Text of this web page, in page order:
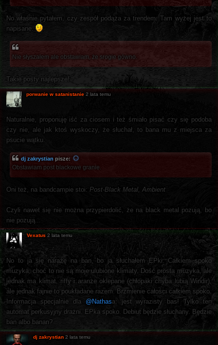
No właśnie pytałem, czy zespół podąża za trendem. Tam wyżej jest to
napisane.
Nie słyszałem ale obstawiam, że srogie gówno.
Takie posty najlepsze!
porwanie w satanistanie 2 lata temu
Naturalnie, proponuję iść za ciosem i też śmiało pisać czy się podoba
czy nie, ale jak ktoś wyskoczy, że słuchał, to bana mu z miejsca za
psucie wątku.
dj zakrystian pisze:
Obstawiam post blackowe granie.
Oni też, na bandcampie stoi: Post-Black Metal, Ambient
Czyli nawet się nie można przypierdolić, że na black metal pozują, bo
nie pozują...
Vexatus 2 lata temu
No to ja się narażę na ban, bo ja słuchałem EPki. Całkiem spoko
muzyka, choć to nie są moje ulubione klimaty. Dość prosta muzyka, ale
jednak ma klimat, riffy i aranże oklepane (chłopaki chyba lubią Windir),
ale jednak fajnie to poukładane razem. Brzmienie całości całkiem spoko.
Informacja specjalnie dla @Nathasa: jest wyrazisty bas! Tylko ten
automat perkusyjny drażni. EPka spoko. Debiut będzie słuchany. Będzie
ban albo banan?
dj zakrystian 2 lata temu